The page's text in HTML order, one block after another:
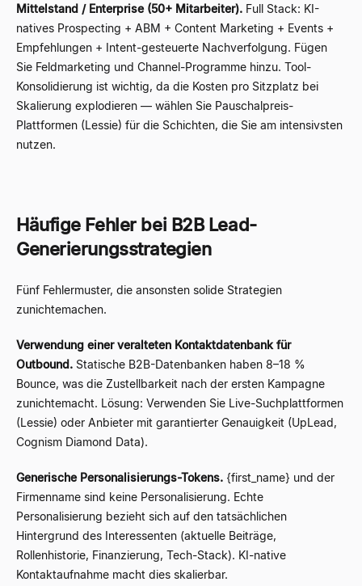
Mittelstand / Enterprise (50+ Mitarbeiter). Full Stack: KI-
natives Prospecting + ABM + Content Marketing + Events +
Empfehlungen + Intent-gesteuerte Nachverfolgung. Fügen
Sie Feldmarketing und Channel-Programme hinzu. Tool-
Konsolidierung ist wichtig, da die Kosten pro Sitzplatz bei
Skalierung explodieren — wählen Sie Pauschalpreis-
Plattformen (Lessie) für die Schichten, die Sie am intensivsten
nutzen.
Häufige Fehler bei B2B Lead-
Generierungsstrategien
Fünf Fehlermuster, die ansonsten solide Strategien
zunichtemachen.
Verwendung einer veralteten Kontaktdatenbank für
Outbound. Statische B2B-Datenbanken haben 8–18 %
Bounce, was die Zustellbarkeit nach der ersten Kampagne
zunichtemacht. Lösung: Verwenden Sie Live-Suchplattformen
(Lessie) oder Anbieter mit garantierter Genauigkeit (UpLead,
Cognism Diamond Data).
Generische Personalisierungs-Tokens. {first_name} und der
Firmenname sind keine Personalisierung. Echte
Personalisierung bezieht sich auf den tatsächlichen
Hintergrund des Interessenten (aktuelle Beiträge,
Rollenhistorie, Finanzierung, Tech-Stack). KI-native
Kontaktaufnahme macht dies skalierbar.